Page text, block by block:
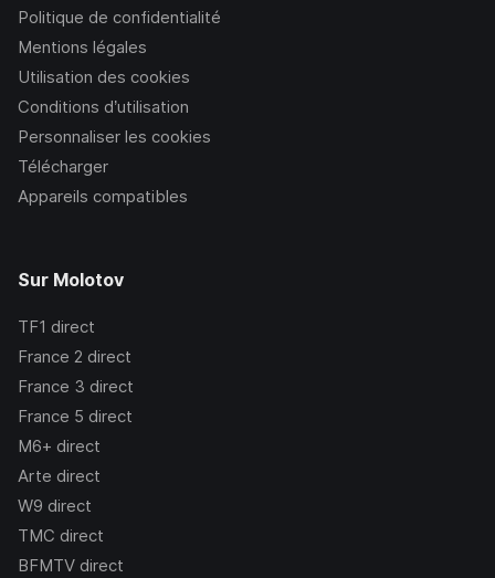
Politique de confidentialité
Mentions légales
Utilisation des cookies
Conditions d’utilisation
Personnaliser les cookies
Télécharger
Appareils compatibles
Sur Molotov
TF1 direct
France 2 direct
France 3 direct
France 5 direct
M6+ direct
Arte direct
W9 direct
TMC direct
BFMTV direct